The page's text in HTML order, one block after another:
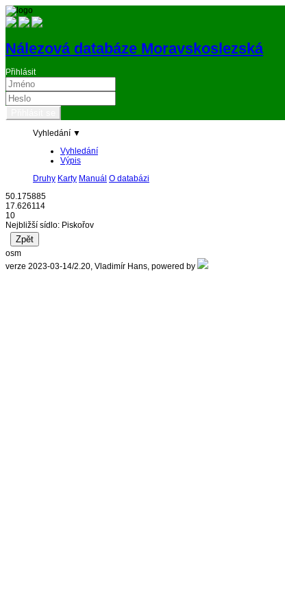
Nálezová databáze Moravskoslezská
Přihlásit
Vyhledání ▼
Vyhledání
Výpis
Druhy Karty Manuál O databázi
50.175885
17.626114
10
Nejbližší sídlo: Piskořov
osm
verze 2023-03-14/2.20, Vladimír Hans, powered by